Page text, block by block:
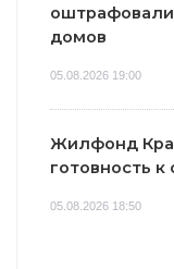
домов
05.08.2026 19:00
Жилфонд
готовность
05.08.2026 18:50